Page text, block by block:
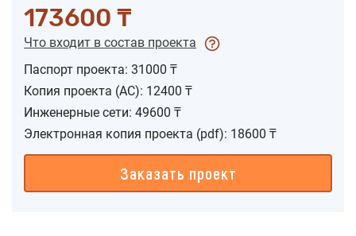
173600 ₸
Что входит в состав проекта
Паспорт проекта: 31000 ₸
Копия проекта (АС): 12400 ₸
Инженерные сети: 49600 ₸
Электронная копия проекта (pdf): 18600 ₸
Заказать проект